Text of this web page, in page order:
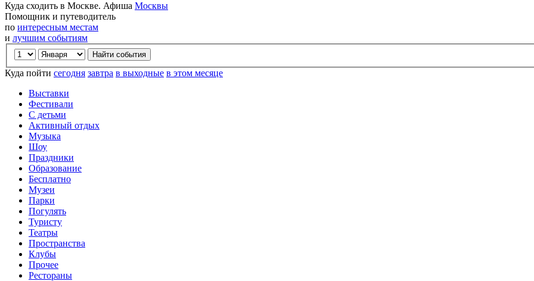
Куда сходить в Москве. Афиша Москвы
Помощник и путеводитель
по интересным местам
и лучшим событиям
Куда пойти сегодня завтра в выходные в этом месяце
Выставки
Фестивали
С детьми
Активный отдых
Музыка
Шоу
Праздники
Образование
Бесплатно
Музеи
Парки
Погулять
Туристу
Театры
Пространства
Клубы
Прочее
Рестораны